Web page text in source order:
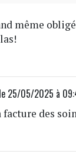
même
25/05/2025 à
des